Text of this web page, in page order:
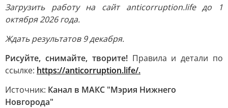
Загрузить работу на сайт anticorruption.life до 1
октября 2026 года.
Ждать результатов 9 декабря.
Рисуйте, снимайте, творите!Правила и детали по
ссылке: https://anticorruption.life/.
Источник: Канал в МАКС "Мэрия Нижнего
Новгорода"